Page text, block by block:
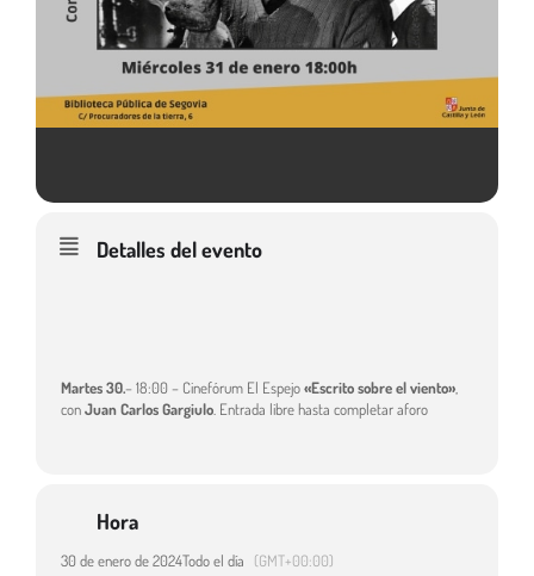
Detalles del evento
Martes 30.– 18:00 – Cinefórum El Espejo«Escrito sobre el viento»
conJuan Carlos Gargiulo . Entrada libre hasta completar aforo
Hora
30 de enero de 2024Todo el día (GMT+00:00)